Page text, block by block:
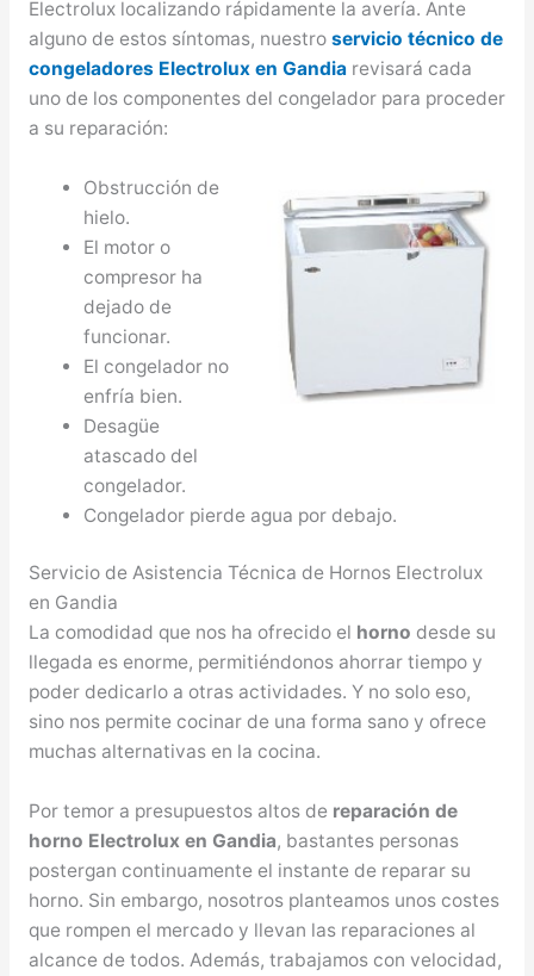
Electrolux localizando rápidamente la avería. Ante
alguno de estos síntomas, nuestro servicio técnico de
congeladores Electrolux en Gandiarevisará cada
uno de los componentes del congelador para proceder
a su reparación:
Obstrucción de
hielo.
El motor o
compresor ha
dejado de
funcionar.
El congelador no
enfría bien.
Desagüe
atascado del
congelador.
Congelador pierde agua por debajo.
Servicio de Asistencia Técnica de Hornos Electrolux
en Gandia
La comodidad que nos ha ofrecido el horno desde su
llegada es enorme, permitiéndonos ahorrar tiempo y
poder dedicarlo a otras actividades. Y no solo eso,
sino nos permite cocinar de una forma sano y ofrece
muchas alternativas en la cocina.
Por temor a presupuestos altos de reparación de
horno Electrolux en Gandia, bastantes personas
postergan continuamente el instante de reparar su
horno. Sin embargo, nosotros planteamos unos costes
que rompen el mercado y llevan las reparaciones al
alcance de todos. Además, trabajamos con velocidad,